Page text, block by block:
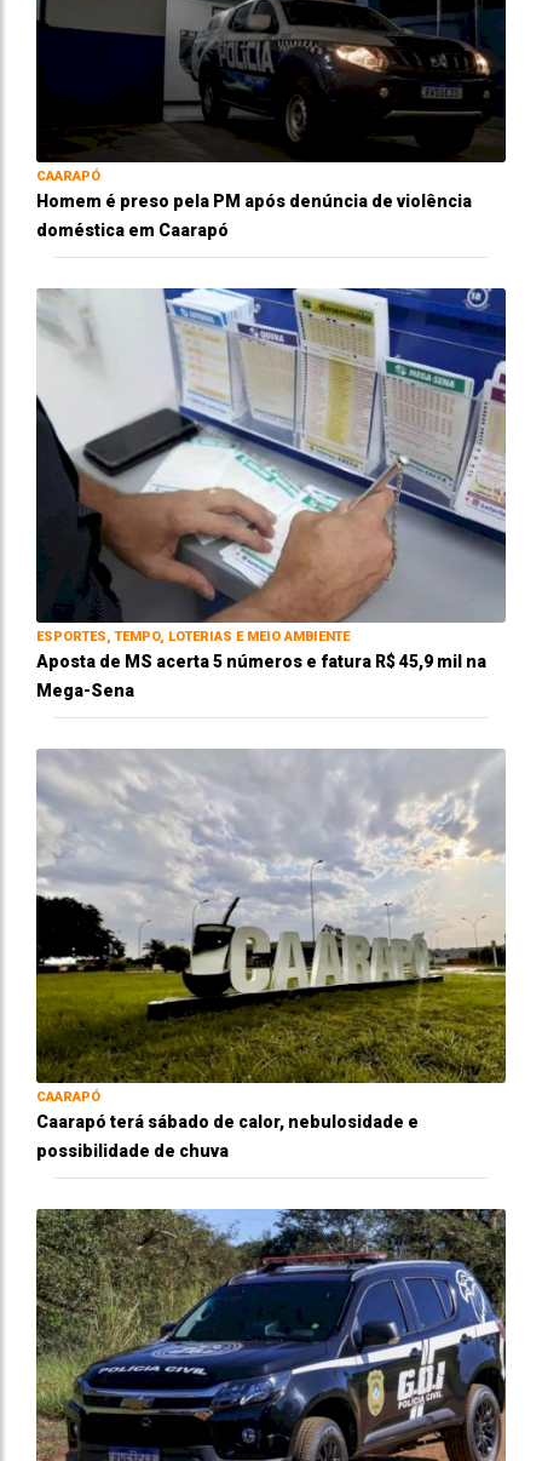
CAARAPÓ
Homem é preso pela PM após denúncia de violência
doméstica em Caarapó
ESPORTES, TEMPO, LOTERIAS E MEIO AMBIENTE
Aposta de MS acerta 5 números e fatura R$ 45,9 mil na
Mega-Sena
CAARAPÓ
Caarapó terá sábado de calor, nebulosidade e
possibilidade de chuva